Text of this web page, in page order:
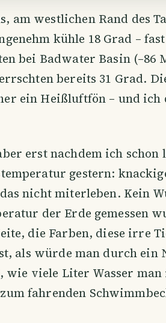
am westlichen Rand des
kühle 18 Grad –
bei Badwater Basin (–86
bereits 31 Grad.
ein Heißluftfön – und ich
erst nachdem ich
gestern:
nicht miterleben. Kein
der Erde gemessen
die Farben, diese irre
als würde man durch ein
wie viele Liter Wasser
fahrenden